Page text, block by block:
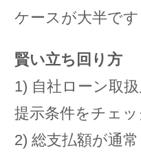
ケースが大半です
賢い立ち回り方
1) 自社ローン取扱
提示条件をチェッ
2) 総支払額が通